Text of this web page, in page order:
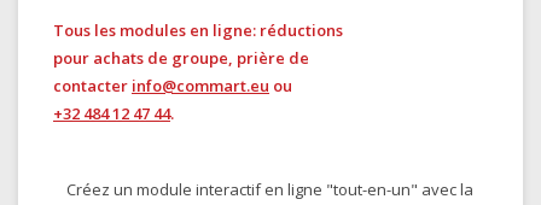
Tous les modules en ligne: réductions
pour achats de groupe, prière de
contacter info@commart.eu ou
+32 484 12 47 44.
Créez un module interactif en ligne "tout-en-un" avec la